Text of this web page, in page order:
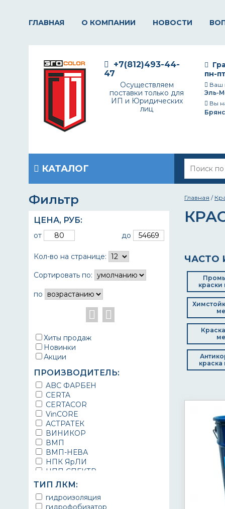
ГЛАВНАЯ О КОМПАНИИ НОВОСТИ
пн-
Ваш
Эль-
Вы
+7(812)493-44-
47
Осуществляем
поставки только для
ИП и Юридических
лиц
КАТАЛОГ
Фильтр
ЦЕНА, РУБ:
от до
Кол-во на странице:
Сортировать по:
по
Хиты продаж
Новинки
Акции
ПРОИЗВОДИТЕЛЬ:
ABC ФАРБЕН
CERTA
CERTACOR
VinCORE
АСТРАТЕК
ВИНИКОР
ВМП
ВМП-НЕВА
НПК ЯрЛИ
НПП СПЕКТР
НПФ ЭМАЛЬ
ТЕРМА
УРЕПЛЕН
ТИП ЛКМ:
гидроизоляция
гидрофобизатор
Главная /
ЧАСТО
краски
краска